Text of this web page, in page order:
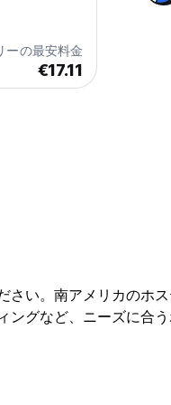
ーの最安料金
€17.11
い。南アメリカのホ
グなど、ニーズに合